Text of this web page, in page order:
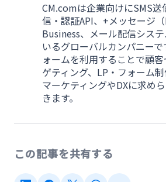
CM.comは企業向けにSMS送
信・認証API、+メッセージ
Business、メール配信シス
いるグローバルカンパニー
ォームを利用することで顧
ゲティング、LP・フォーム
マーケティングやDXに求め
きます。
この記事を共有する